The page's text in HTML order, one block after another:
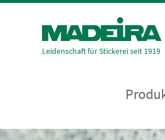
Leidenschaft für Stickerei seit 1919